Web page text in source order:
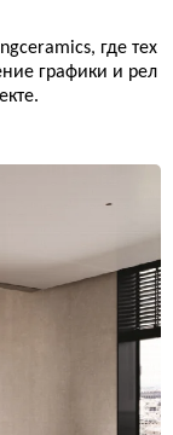
где тех
графики и рел